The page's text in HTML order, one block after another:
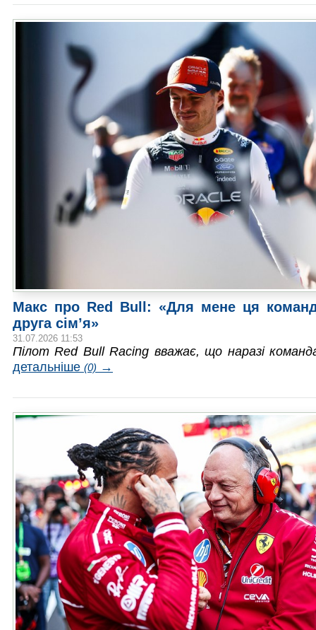
Макс про Red Bull: «Для мене ця
друга сім’я»
31.07.2026 11:53
Пілот Red Bull Racing вважає, що наразі
детальніше (0) →